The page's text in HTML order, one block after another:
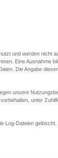
und werden nicht
Eine Ausnahme
Die Angabe
unsere
unter
Log-Dateien